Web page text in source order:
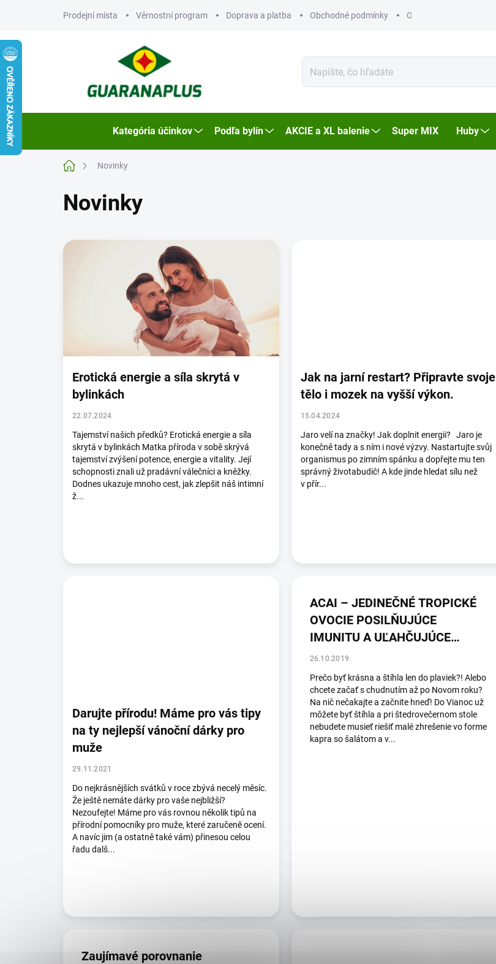
Prodejní místa Věrnostní program Doprava a platba Obchodné podmínky Ochrana osobních údajů
Kategória účinkov Podľa bylín AKCIE a XL balenie Super MIX Huby
DomovNovinky
Novinky
V
ý
k
Erotická energie a síla skrytá v
bylinkách
22.07.2024
Tajemství našich předků? Erotická energie a síla
skrytá v bylinkách Matka příroda v sobě skrývá
tajemství zvýšení potence, energie a vitality. Její
schopnosti znali už pradávní válečníci a kněžky.
Dodnes ukazuje mnoho cest, jak zlepšit náš intimní
ž...
Jak na jarní restart? Připravte svoje
tělo i mozek na vyšší výkon.
15.04.2024
Jaro velí na značky! Jak doplnit energii? Jaro je
konečně tady a s ním i nové výzvy. Nastartujte svůj
organismus po zimním spánku a dopřejte mu ten
správný životabudič! A kde jinde hledat sílu než
v přír...
Darujte přírodu! Máme pro vás tipy
na ty nejlepší vánoční dárky pro
muže
29.11.2021
Do nejkrásnějších svátků v roce zbývá necelý měsíc.
Že ještě nemáte dárky pro vaše nejbližší?
Nezoufejte! Máme pro vás rovnou několik tipů na
přírodní pomocníky pro muže, které zaručeně ocení.
A navíc jim (a ostatně také vám) přinesou celou
řadu dalš...
ACAI – JEDINEČNÉ TROPICKÉ
OVOCIE POSILŇUJÚCE
IMUNITU A UĽAHČUJÚCE
CHUDNUTIE
26.10.2019
Prečo byť krásna a štíhla len do plaviek?! Alebo
chcete začať s chudnutím až po Novom roku?
Na nič nečakajte a začnite hneď! Do Vianoc už
môžete byť štíhla a pri štedrovečernom stole
nebudete musieť riešiť malé zhrešenie vo forme
kapra so šalátom a v...
Zaujímavé porovnanie